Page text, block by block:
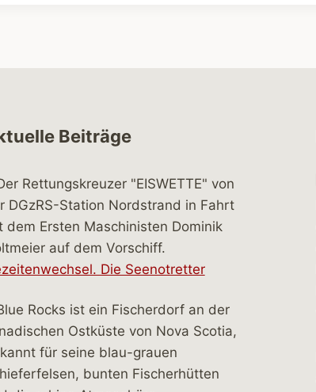
Beiträge
Die Seenotretter